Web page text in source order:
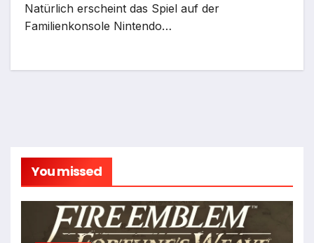
Natürlich erscheint das Spiel auf der
Familienkonsole Nintendo…
You missed